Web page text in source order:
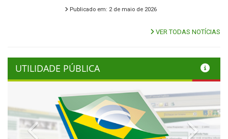
Publicado em: 2 de maio de 2026
VER TODAS NOTÍCIAS
UTILIDADE PÚBLICA
Previous Next